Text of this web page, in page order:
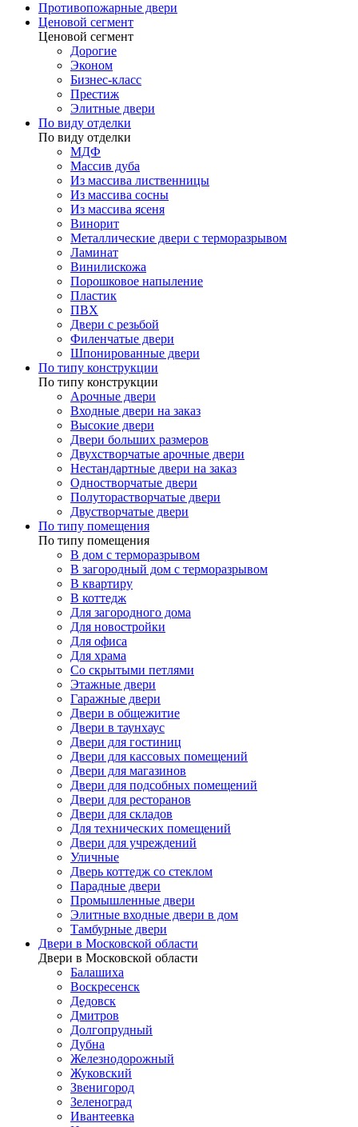
Противопожарные двери
Ценовой сегмент
Ценовой сегмент
Дорогие
Эконом
Бизнес-класс
Престиж
Элитные двери
По виду отделки
По виду отделки
МДФ
Массив дуба
Из массива лиственницы
Из массива сосны
Из массива ясеня
Винорит
Металлические двери с терморазрывом
Ламинат
Винилискожа
Порошковое напыление
Пластик
ПВХ
Двери с резьбой
Филенчатые двери
Шпонированные двери
По типу конструкции
По типу конструкции
Арочные двери
Входные двери на заказ
Высокие двери
Двери больших размеров
Двухстворчатые арочные двери
Нестандартные двери на заказ
Одностворчатые двери
Полуторастворчатые двери
Двустворчатые двери
По типу помещения
По типу помещения
В дом с терморазрывом
В загородный дом с терморазрывом
В квартиру
В коттедж
Для загородного дома
Для новостройки
Для офиса
Для храма
Со скрытыми петлями
Этажные двери
Гаражные двери
Двери в общежитие
Двери в таунхаус
Двери для гостиниц
Двери для кассовых помещений
Двери для магазинов
Двери для подсобных помещений
Двери для ресторанов
Двери для складов
Для технических помещений
Двери для учреждений
Уличные
Дверь коттедж со стеклом
Парадные двери
Промышленные двери
Элитные входные двери в дом
Тамбурные двери
Двери в Московской области
Двери в Московской области
Балашиха
Воскресенск
Дедовск
Дмитров
Долгопрудный
Дубна
Железнодорожный
Жуковский
Звенигород
Зеленоград
Ивантеевка